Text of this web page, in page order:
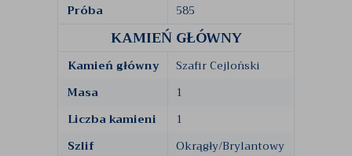
Próba
585
KAMIEŃ GŁÓWNY
Kamień główny
Szafir Cejloński
Masa
1
Liczba kamieni
1
Szlif
Okrągły/Brylantowy